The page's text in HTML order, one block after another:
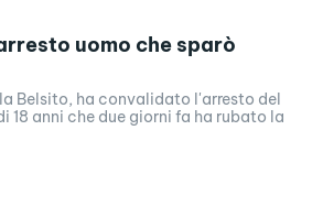
uomo che sparò
Belsito, ha convalidato l'arresto del
18 anni che due giorni fa ha rubato la